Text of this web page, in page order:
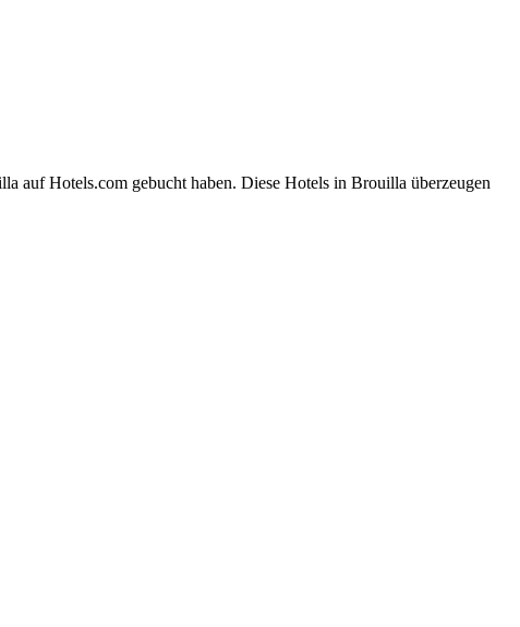
auf Hotels.com gebucht haben. Diese Hotels in Brouilla überzeugen